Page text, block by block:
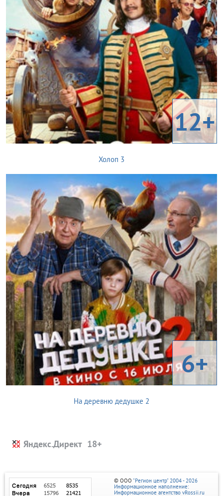
12+
Холоп 3
6+
На деревню дедушке 2
Яндекс.Директ
© ООО "Регион центр" 2004 - 2026
Информационное наполнение:
Информационное агентство vRossii.ru